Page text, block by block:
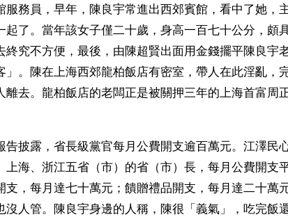
服務員，早年，陳良宇常進出西郊賓館，看中了她，
起了。當年該女子僅二十歲，身高一百七十公分，頗
終究不方便，最後，由陳超賢出面用金錢擺平陳良宇
」。陳在上海西郊龍柏飯店有密室，帶人在此淫亂，
離去。龍柏飯店的老闆正是被關押三年的上海首富周
告披露，省長級黨官每月公費開支逾百萬元。江澤民
上海、浙江五省（市）的省（市）長，每月公費開支
支，每月達七十萬元；饋贈禮品開支，每月達二十萬
沒人管。陳良宇身邊的人稱，陳很「義氣」，吃完飯